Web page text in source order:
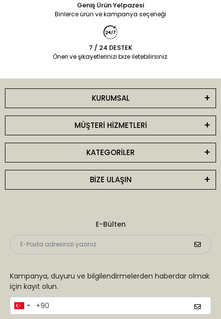
Geniş Ürün Yelpazesi
Binlerce ürün ve kampanya seçeneği
7 / 24 DESTEK
Öneri ve şikayetlerinizi bize iletebilirsiniz.
KURUMSAL
MÜŞTERİ HİZMETLERİ
KATEGORİLER
BİZE ULAŞIN
E-Bülten
Kampanya, duyuru ve bilgilendirmelerden haberdar olmak
için kayıt olun.